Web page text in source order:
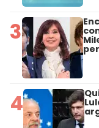
3
4